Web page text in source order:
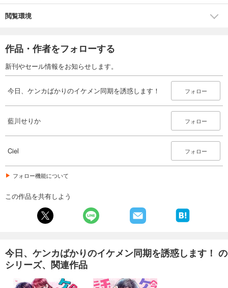
閲覧環境
作品・作者をフォローする
新刊やセール情報をお知らせします。
今日、ケンカばかりのイケメン同期を誘惑します！ フォロー
藍川せりか フォロー
Ciel フォロー
フォロー機能について
この作品を共有しよう
今日、ケンカばかりのイケメン同期を誘惑します！ の
シリーズ、関連作品